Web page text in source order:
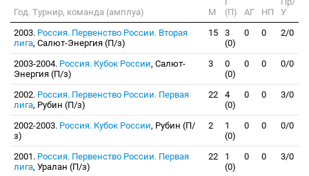
Год. Турнир, команда (амплуа) М
(П)
АГ НП
У
2003. Россия. Первенство России. Вторая
лига, Салют-Энергия (П/з)
15
3
(0)
0 0 2/0
2003-2004. Россия. Кубок России, Салют-
Энергия (П/з)
3
0
(0)
0 0 0/0
2002. Россия. Первенство России. Первая
лига, Рубин (П/з)
22
4
(0)
0 0 3/0
2002-2003. Россия. Кубок России, Рубин (П/
з)
2
1
(0)
0 0 0/0
2001. Россия. Первенство России. Первая
лига, Уралан (П/з)
22
1
(0)
0 0 3/0